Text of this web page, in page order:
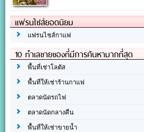
แฟรนไชส์ยอดนิยม
แฟรนไชส์กาแฟ
10 ทำเลขายของที่มีการค้นหามากที่สุด
พื้นที่เช่าโลตัส
พื้นที่ให้เช่าร้านกาแฟ
ตลาดนัดรถไฟ
ตลาดนัดกลางคืน
พื้นที่ให้เช่าขายน้ำ